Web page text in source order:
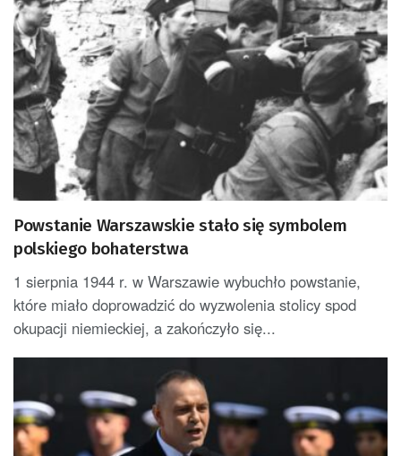
Powstanie Warszawskie stało się symbolem
polskiego bohaterstwa
1 sierpnia 1944 r. w Warszawie wybuchło powstanie,
które miało doprowadzić do wyzwolenia stolicy spod
okupacji niemieckiej, a zakończyło się...